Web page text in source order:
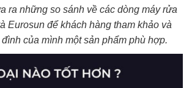
ra những so sánh về các dòng máy rửa
Eurosun để khách hàng tham khảo và
của mình một sản phẩm phù hợp.